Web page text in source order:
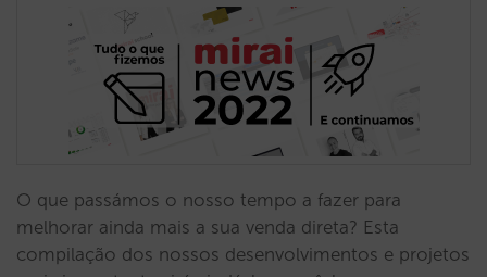
O que passámos o nosso tempo a fazer para
melhorar ainda mais a sua venda direta? Esta
compilação dos nossos desenvolvimentos e projetos